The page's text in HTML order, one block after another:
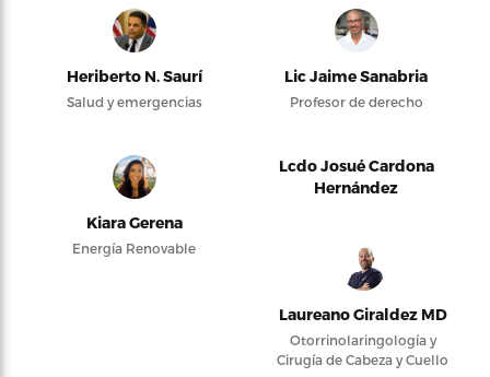
Heriberto N. Saurí
Salud y emergencias
Lic Jaime Sanabria
Profesor de derecho
Kiara Gerena
Energía Renovable
Lcdo Josué Cardona
Hernández
Laureano Giraldez MD
Otorrinolaringología y
Cirugía de Cabeza y Cuello